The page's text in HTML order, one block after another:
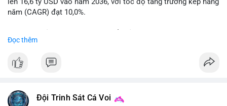
năm (CAGR) đạt 10,0%.
trong các lĩnh vực ô tô, logistics và thiết bị thông minh.
Doanh nghiệp cần theo dõi xu hướng này để nắm bắt cơ hội
Đọc thêm
Đội Trinh Sát Cá Voi